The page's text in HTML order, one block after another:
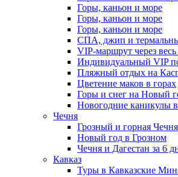
Горы, каньон и море
Горы, каньон и море
Горы, каньон и море
СПА, джип и
VIP-маршрут через весь
Индивидуальный VIP
Пляжный отдых на
Цветение маков в горах
Горы и снег на Новый
Новогодние каникулы
Чечня
Грозный и горная Чечня
Новый год в Грозном
Чечня и Дагестан за 6
Кавказ
Туры в Кавказские